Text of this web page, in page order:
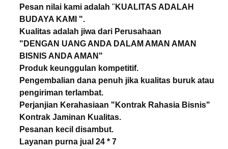
Pesan nilai kami adalah " KUALITAS ADALAH
BUDAYA KAMI ".
Kualitas adalah jiwa dari Perusahaan
"DENGAN UANG ANDA DALAM AMAN AMAN
BISNIS ANDA AMAN"
Produk keunggulan kompetitif.
Pengembalian dana penuh jika kualitas buruk atau
pengiriman terlambat.
Perjanjian Kerahasiaan "Kontrak Rahasia Bisnis"
Kontrak Jaminan Kualitas.
Pesanan kecil disambut.
Layanan purna jual 24 * 7